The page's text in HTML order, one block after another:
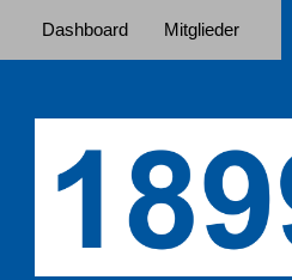
Dashboard Mitglieder